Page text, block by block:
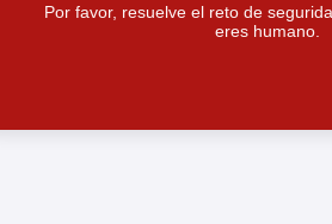
Por favor, resuelve el reto de
eres humano.